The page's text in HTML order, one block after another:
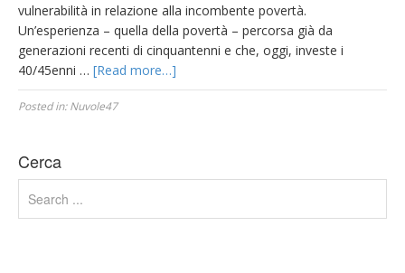
vulnerabilità in relazione alla incombente povertà.
Un’esperienza – quella della povertà – percorsa già da
generazioni recenti di cinquantenni e che, oggi, investe i
40/45enni … [Read more…]
Posted in:Nuvole47
Cerca